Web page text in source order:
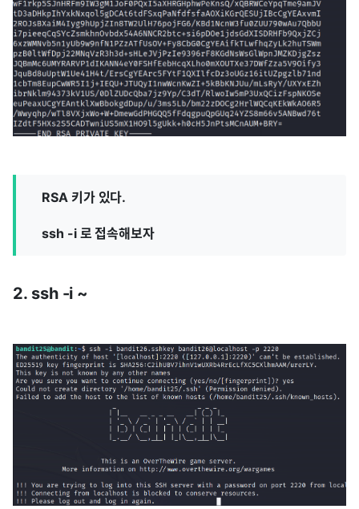
RSA 키가 있다.
ssh -i 로 접속해보자
2. ssh -i ~